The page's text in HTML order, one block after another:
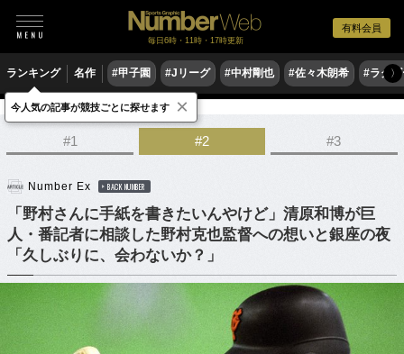
有料会員
毎日6時・11時・17時更新
ランキング 名作 #甲子園 #Jリーグ #中村剛也 #佐々木朗希 #ラグ〉
野球 プロ野球
#1 #2 #3
Number Ex BACK NUMBER
「野村さんに手紙を書きたいんやけど」清原和博が巨
人・番記者に相談した野村克也監督への想いと銀座の夜
「久しぶりに、会わないか？」
今人気の記事が競技ごとに探せます ×